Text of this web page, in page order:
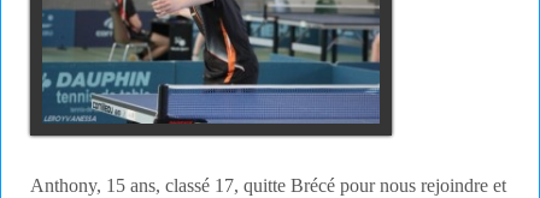
Anthony, 15 ans, classé 17, quitte Brécé pour nous rejoindre et